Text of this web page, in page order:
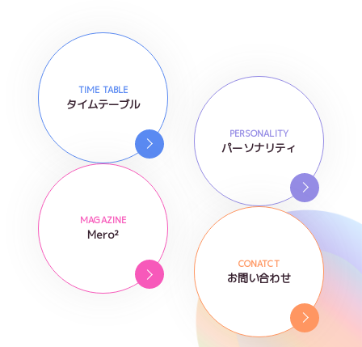
TIME TABLE
タイムテーブル
PERSONALITY
パーソナリティ
MAGAZINE
Mero²
CONATCT
お問い合わせ